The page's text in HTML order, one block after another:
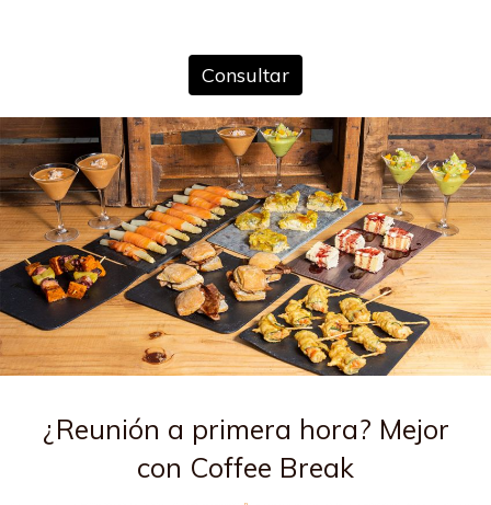
Consultar
¿Reunión a primera hora? Mejor
con Coffee Break